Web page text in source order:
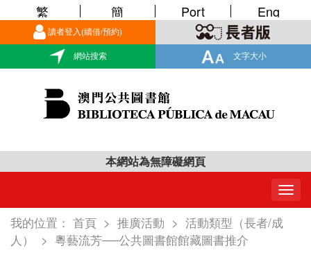
讀者登入(續借/預約)
網站搜索 文字大小
繁 簡 Port Eng
本網站為無障礙網頁
我的位置： 首頁 > 推廣活動 > 活動類型（長者/成
人）
> 粵藝流芳──公共圖書館館藏圖書推介